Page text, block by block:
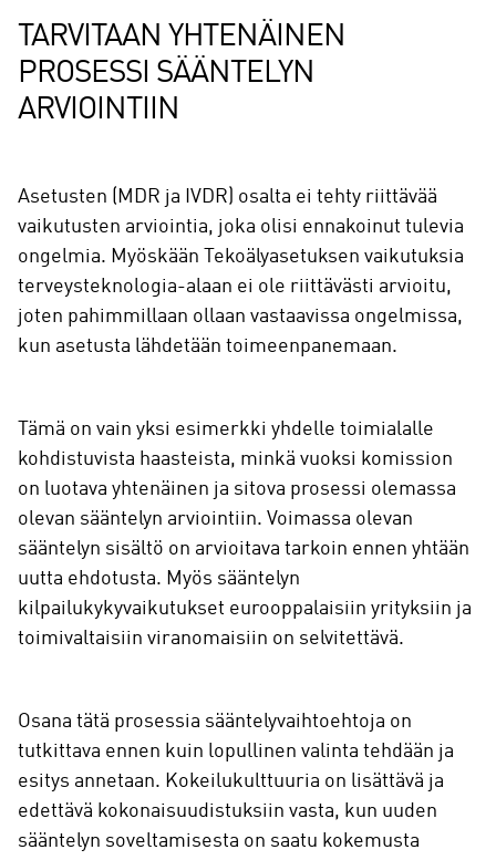
TARVITAAN YHTENÄINEN
PROSESSI SÄÄNTELYN
ARVIOINTIIN
Asetusten (MDR ja IVDR) osalta ei tehty riittävää
vaikutusten arviointia, joka olisi ennakoinut tulevia
ongelmia. Myöskään Tekoälyasetuksen vaikutuksia
terveysteknologia-alaan ei ole riittävästi arvioitu,
joten pahimmillaan ollaan vastaavissa ongelmissa,
kun asetusta lähdetään toimeenpanemaan.
Tämä on vain yksi esimerkki yhdelle toimialalle
kohdistuvista haasteista, minkä vuoksi komission
on luotava yhtenäinen ja sitova prosessi olemassa
olevan sääntelyn arviointiin. Voimassa olevan
sääntelyn sisältö on arvioitava tarkoin ennen yhtään
uutta ehdotusta. Myös sääntelyn
kilpailukykyvaikutukset eurooppalaisiin yrityksiin ja
toimivaltaisiin viranomaisiin on selvitettävä.
Osana tätä prosessia sääntelyvaihtoehtoja on
tutkittava ennen kuin lopullinen valinta tehdään ja
esitys annetaan. Kokeilukulttuuria on lisättävä ja
edettävä kokonaisuudistuksiin vasta, kun uuden
sääntelyn soveltamisesta on saatu kokemusta